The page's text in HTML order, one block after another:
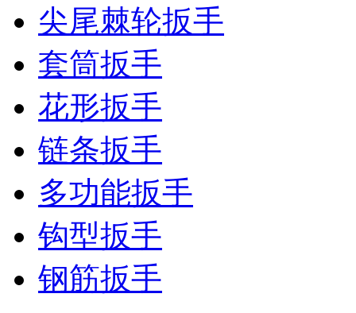
尖尾棘轮扳手
套筒扳手
花形扳手
链条扳手
多功能扳手
钩型扳手
钢筋扳手